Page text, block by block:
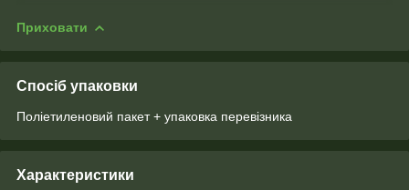
Приховати
Спосіб упаковки
Поліетиленовий пакет + упаковка перевізника
Характеристики